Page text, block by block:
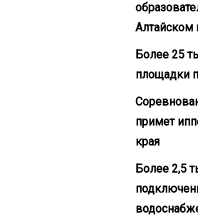
Алтайском
Более 25
площадки
примет
края
Более 2,5